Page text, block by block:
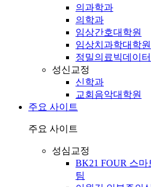
의과학과
의학과
임상간호대학원
임상치과학대학원
정밀의료빅데이
성신교정
신학과
교회음악대학원
주요 사이트
주요 사이트
성심교정
BK21 FOUR 스
팀